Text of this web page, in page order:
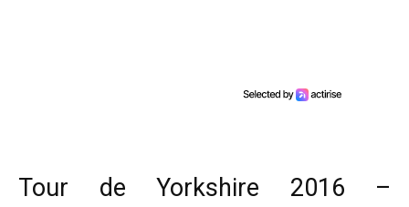
Tour de Yorkshire 2016 –